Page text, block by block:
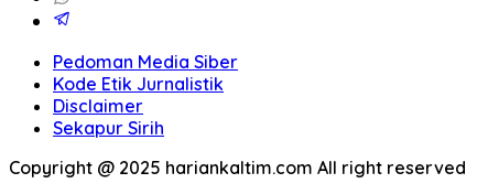
Pedoman Media Siber
Kode Etik Jurnalistik
Disclaimer
Sekapur Sirih
Copyright @ 2025 hariankaltim.com All right reserved